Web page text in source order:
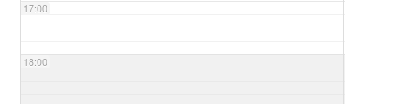
17:00
18:00